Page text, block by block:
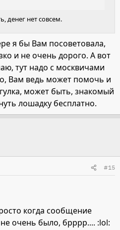
денег нет совсем.
я бы Вам посоветовала,
и не очень дорого. А вот
тут надо с москвичами
Вам ведь может помочь и
может быть, знакомый
лошадку бесплатно.
#15
когда сообщение
очень было, брррр.... :lol: